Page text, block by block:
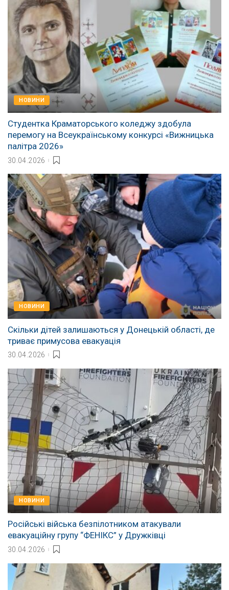
НОВИНИ
Студентка Краматорського коледжу здобула
перемогу на Всеукраїнському конкурсі «Вижницька
палітра 2026»
30.04.2026
НОВИНИ
Скільки дітей залишаються у Донецькій області, де
триває примусова евакуація
30.04.2026
НОВИНИ
Російські війська безпілотником атакували
евакуаційну групу “ФЕНІКС” у Дружківці
30.04.2026